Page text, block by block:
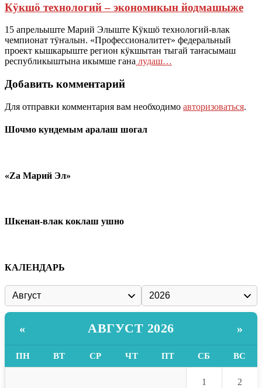
Кӱкшӧ технологий – экономикын йодмашыже
15 апрельыште Марий Элыште Кӱкшӧ технологий-влак
чемпионат тӱҥалын. «Профессионалитет» федеральный
проект кышкарыште регион кӱкшытан тыгай таҥасымаш
республикыштына икымше гана лудаш…
Добавить комментарий
Для отправки комментария вам необходимо авторизоваться.
Шочмо кундемым аралаш шогал
«Zа Марий Эл»
Шкенан-влак коклаш ушно
КАЛЕНДАРЬ
« АВГУСТ 2026 »
ПН ВТ СР ЧТ ПТ СБ ВС
1 2